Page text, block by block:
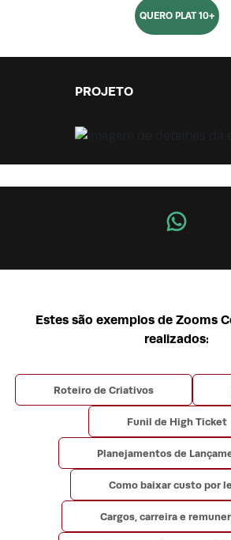
QUERO PLAT 10+
PROJETO
Estes são exemplos de Zooms
realizados:
Roteiro de Criativos
Funil de High Ticket
Planejamentos de
Como baixar custo por
Cargos, carreira e